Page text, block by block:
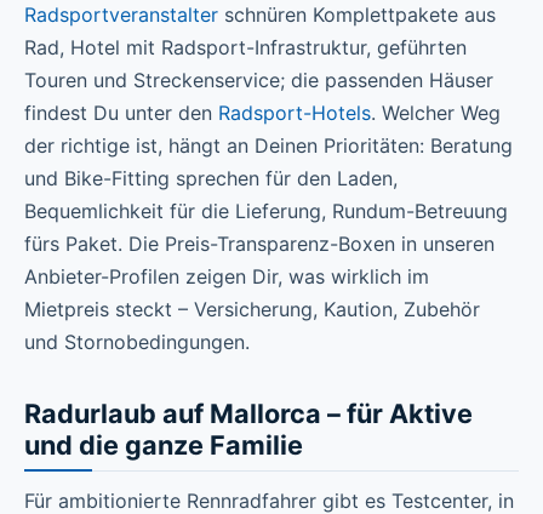
Radsportveranstalter schnüren Komplettpakete aus
Rad, Hotel mit Radsport-Infrastruktur, geführten
Touren und Streckenservice; die passenden Häuser
findest Du unter den Radsport-Hotels. Welcher Weg
der richtige ist, hängt an Deinen Prioritäten: Beratung
und Bike-Fitting sprechen für den Laden,
Bequemlichkeit für die Lieferung, Rundum-Betreuung
fürs Paket. Die Preis-Transparenz-Boxen in unseren
Anbieter-Profilen zeigen Dir, was wirklich im
Mietpreis steckt – Versicherung, Kaution, Zubehör
und Stornobedingungen.
Radurlaub auf Mallorca – für Aktive
und die ganze Familie
Für ambitionierte Rennradfahrer gibt es Testcenter, in